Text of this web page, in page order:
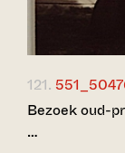
121.
Bezoek oud-
…